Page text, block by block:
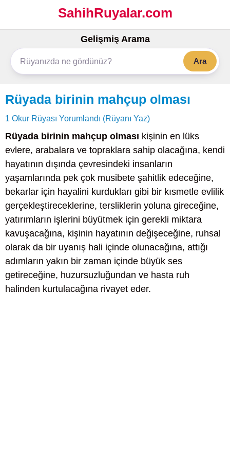
SahihRuyalar.com
Gelişmiş Arama
Ara
Rüyada birinin mahçup olması
1 Okur Rüyası Yorumlandı (Rüyanı Yaz)
Rüyada birinin mahçup olması kişinin en lüks
evlere, arabalara ve topraklara sahip olacağına, kendi
hayatının dışında çevresindeki insanların
yaşamlarında pek çok musibete şahitlik edeceğine,
bekarlar için hayalini kurdukları gibi bir kısmetle evlilik
gerçekleştireceklerine, tersliklerin yoluna gireceğine,
yatırımların işlerini büyütmek için gerekli miktara
kavuşacağına, kişinin hayatının değişeceğine, ruhsal
olarak da bir uyanış hali içinde olunacağına, attığı
adımların yakın bir zaman içinde büyük ses
getireceğine, huzursuzluğundan ve hasta ruh
halinden kurtulacağına rivayet eder.